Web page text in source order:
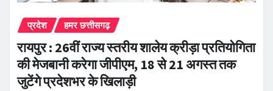
प्रदेश हमर छत्तीसगढ़
रायपुर : 26वीं राज्य स्तरीय शालेय क्रीड़ा प्रतियोगिता
की मेजबानी करेगा जीपीएम, 18 से 21 अगस्त तक
जुटेंगे प्रदेशभर के खिलाड़ी